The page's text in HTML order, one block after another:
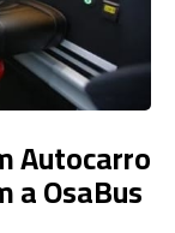
Autocarro
a OsaBus